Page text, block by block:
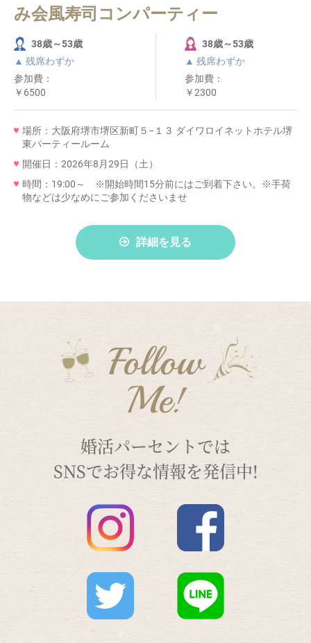
み会風寿司コンパーティー
38歳～53歳
▲ 残席わずか
参加費：
￥6500
38歳～53歳
▲ 残席わずか
参加費：
￥2300
場所：大阪府堺市堺区新町５−１３ ダイワロイネットホテル堺
東パーティールーム
開催日：2026年8月29日（土）
時間：19:00～ ※開始時間15分前にはご到着下さい。※手荷
物などは少なめにご参加くださいませ
詳細を見る
Follow
Me!
婚活パーセントでは
SNSでお得な情報を発信中!